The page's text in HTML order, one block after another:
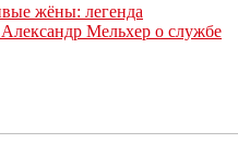
жёны: легенда
Мельхер о службе